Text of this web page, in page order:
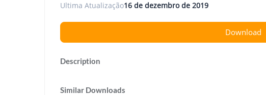
Ultima Atualização16 de dezembro de 2019
Download
Description
Similar Downloads